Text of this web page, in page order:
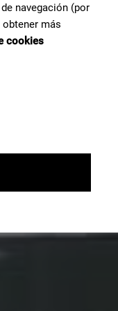
navegación (por
más
cookies